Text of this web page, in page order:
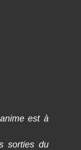
est à
sorties du